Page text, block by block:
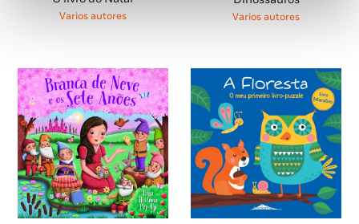
original
Varios autores
era:
Varios autores